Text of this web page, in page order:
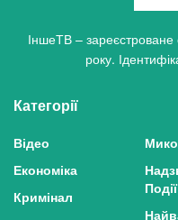
ІншеТВ –
року.
Категорії
Відео
Економіка
Кримінал
Події